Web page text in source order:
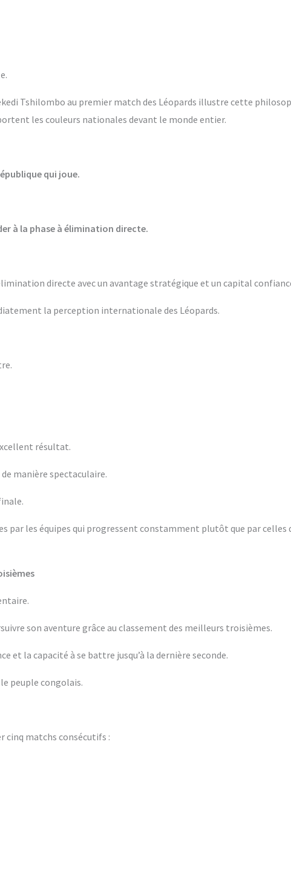
Tshilombo au premier match des Léopards illustre cette
les couleurs nationales devant le monde entier.
qui joue.
à la phase à élimination directe.
directe avec un avantage stratégique et un capital
la perception internationale des Léopards.
résultat.
manière spectaculaire.
par les équipes qui progressent constamment plutôt que par
son aventure grâce au classement des meilleurs troisièmes.
et la capacité à se battre jusqu’à la dernière seconde.
peuple congolais.
cinq matchs consécutifs :